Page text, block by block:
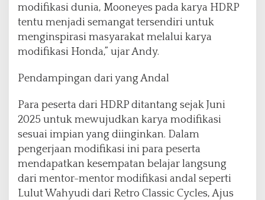
modifikasi dunia, Mooneyes pada karya HDRP
tentu menjadi semangat tersendiri untuk
menginspirasi masyarakat melalui karya
modifikasi Honda,” ujar Andy.
Pendampingan dari yang Andal
Para peserta dari HDRP ditantang sejak Juni
2025 untuk mewujudkan karya modifikasi
sesuai impian yang diinginkan. Dalam
pengerjaan modifikasi ini para peserta
mendapatkan kesempatan belajar langsung
dari mentor-mentor modifikasi andal seperti
Lulut Wahyudi dari Retro Classic Cycles, Ajus